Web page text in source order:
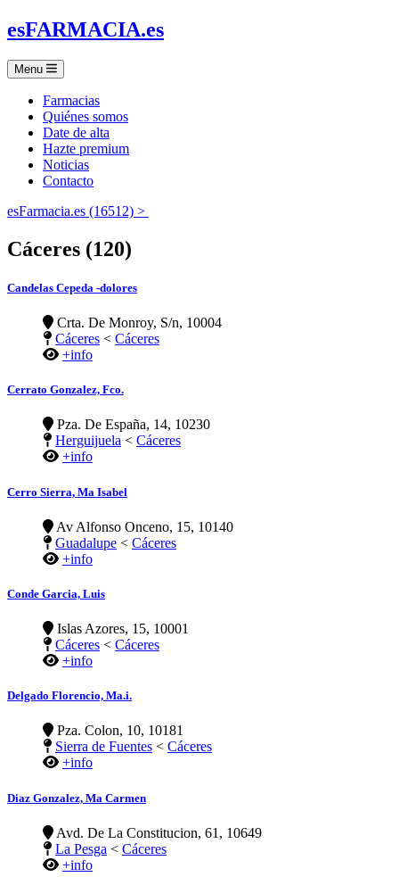
esFARMACIA.es
Menu
Farmacias
Quiénes somos
Date de alta
Hazte premium
Noticias
Contacto
esFarmacia.es (16512) >
Cáceres (120)
Candelas Cepeda -dolores
Crta. De Monroy, S/n, 10004
Cáceres < Cáceres
+info
Cerrato Gonzalez, Fco.
Pza. De España, 14, 10230
Herguijuela < Cáceres
+info
Cerro Sierra, Ma Isabel
Av Alfonso Onceno, 15, 10140
Guadalupe < Cáceres
+info
Conde Garcia, Luis
Islas Azores, 15, 10001
Cáceres < Cáceres
+info
Delgado Florencio, Ma.i.
Pza. Colon, 10, 10181
Sierra de Fuentes < Cáceres
+info
Diaz Gonzalez, Ma Carmen
Avd. De La Constitucion, 61, 10649
La Pesga < Cáceres
+info